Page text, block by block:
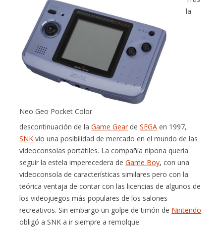
Neo Geo Pocket Color
la
descontinuación de laGame GeardeSEGA en 1997,
SNK vio una posibilidad de mercado en el mundo de las
videoconsolas portátiles. La compañía nipona quería
seguir la estela imperecedera deGame Boy, con una
videoconsola de características similares pero con la
teórica ventaja de contar con las licencias de algunos de
los videojuegos más populares de los salones
recreativos. Sin embargo un golpe de timón de Nintendo
obligó a SNK a ir siempre a remolque.